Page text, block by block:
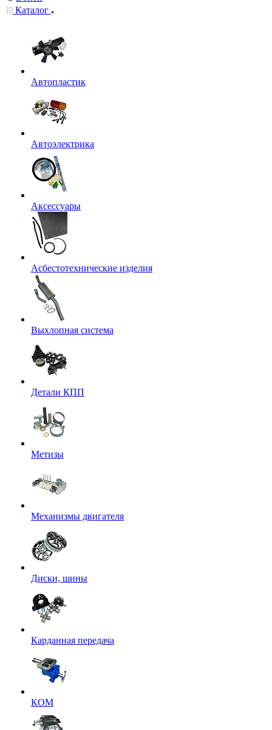
Каталог
Автопластик
Автоэлектрика
Аксессуары
Асбестотехнические изделия
Выхлопная система
Детали КПП
Метизы
Механизмы двигателя
Диски, шины
Карданная передача
КОМ